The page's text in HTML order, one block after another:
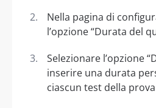
Nella pagina di
l’opzione “Durata del
Selezionare l’opzione
inserire una durata
ciascun test della